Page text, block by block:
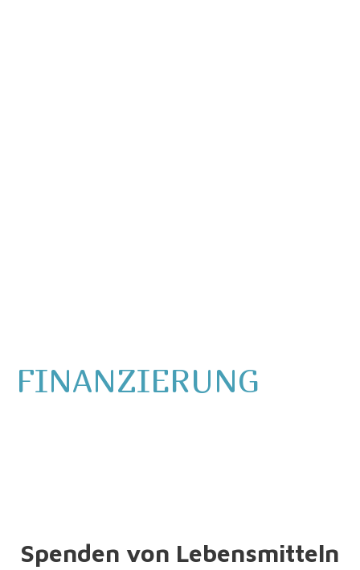
FINANZIERUNG
Spenden von Lebensmitteln